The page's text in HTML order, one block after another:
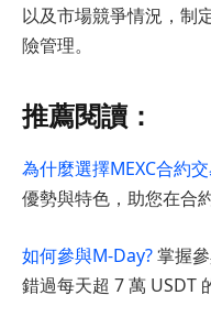
以及市場競爭情況，制
險管理。
推薦閱讀：
為什麼選擇MEXC合約交
優勢與特色，助您在合
如何參與M-Day?掌握
錯過每天超 7 萬 USDT